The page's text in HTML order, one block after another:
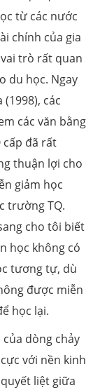
từ các nước
chính của gia
trò rất quan
du học. Ngay
các
các văn bằng
cấp đã rất
thuận lợi cho
giảm học
trường TQ.
cho tôi biết
học không có
tương tự, dù
được miễn
học lại.
dòng chảy
với nền kinh
liệt giữa